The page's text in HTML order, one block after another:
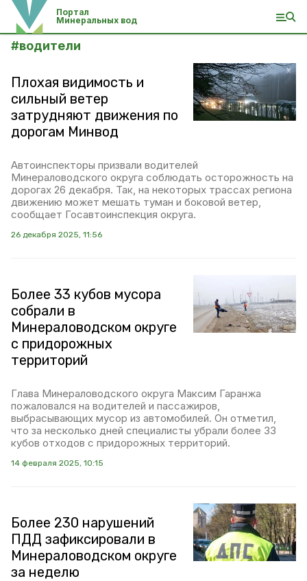
Портал
Минеральных вод
#водители
Плохая видимость и
сильный ветер
затрудняют движения по
дорогам Минвод
Автоинспекторы призвали водителей
Минераловодского округа соблюдать осторожность на
дорогах 26 декабря. Так, на некоторых трассах региона
движению может мешать туман и боковой ветер,
сообщает Госавтоинспекция округа.
26 декабря 2025, 11:56
Более 33 кубов мусора
собрали в
Минераловодском округе
с придорожных
территорий
Глава Минераловодского округа Максим Гаранжа
пожаловался на водителей и пассажиров,
выбрасывающих мусор из автомобилей. Он отметил,
что за несколько дней специалисты убрали более 33
кубов отходов с придорожных территорий.
14 февраля 2025, 10:15
Более 230 нарушений
ПДД зафиксировали в
Минераловодском округе
за неделю